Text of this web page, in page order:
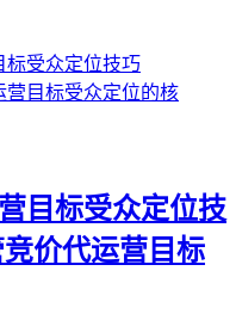
目标受众定位技
价代运营目标